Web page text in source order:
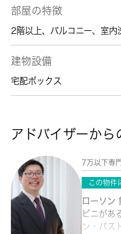
部屋の特徴
2階以上、 バルコニー、 室内
建物設備
宅配ボックス
アドバイザーから
7万以下専
この物件
ローソン
ビニがあ
ン・バス